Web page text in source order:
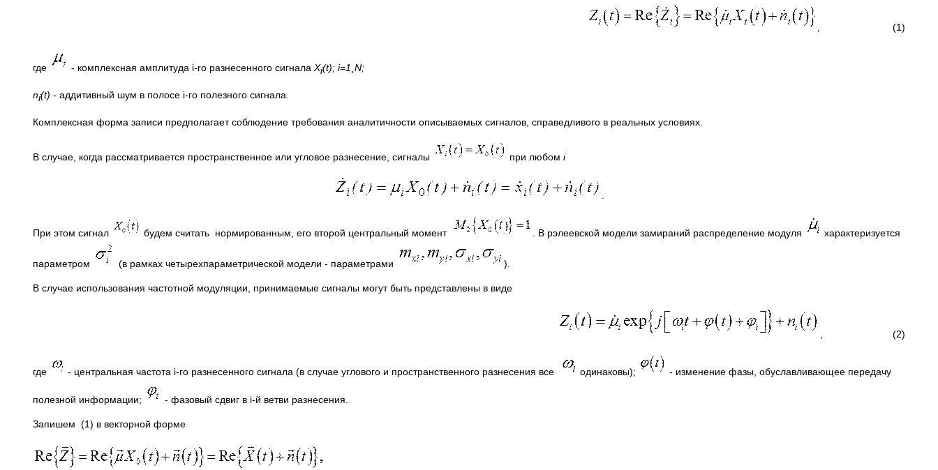
, (1)
где - комплексная амплитуда i-ro разнесенного сигнала Xi(t); i=1 N;
ni(t) - аддитивный шум в полосе i-го полезного сигнала.
Комплексная форма записи предполагает соблюдение требования аналитичности описываемых сигналов, справедливого в реальных условиях.
В случае, когда рассматривается пространственное или угловое разнесение, сигналы при любом i
При этом сигнал будем считать нормированным, его второй центральный момент . В рэлеевской модели замираний распределение модуля характеризуется
параметром (в рамках четырехпараметрической модели - параметрами ).
В случае использования частотной модуляции, принимаемые сигналы могут быть представлены в виде
, (2)
где - центральная частота i-го разнесенного сигнала (в случае углового и пространственного разнесения все одинаковы); - изменение фазы, обуславливающее передачу
полезной информации; - фазовый сдвиг в i-й ветви разнесения.
Запишем (1) в векторной форме